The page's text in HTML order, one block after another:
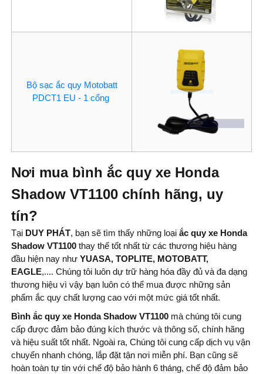
Bộ sạc ắc quy Motobatt
PDCT1 EU - 1 cổng
Nơi mua bình ắc quy xe Honda
Shadow VT1100 chính hãng, uy
tín?
Tại DUY PHÁT, bạn sẽ tìm thấy những loại ắc quy xe Honda
Shadow VT1100 thay thế tốt nhất từ ​​các thương hiệu hàng
đầu hiện nay như YUASA, TOPLITE, MOTOBATT,
EAGLE,.... Chúng tôi luôn dự trữ hàng hóa đầy đủ và đa dạng
thương hiệu vì vậy bạn luôn có thể mua được những sản
phẩm ắc quy chất lượng cao với một mức giá tốt nhất.
Bình ắc quy xe Honda Shadow VT1100 mà chúng tôi cung
cấp được đảm bảo đúng kích thước và thông số, chính hãng
và hiệu suất tốt nhất. Ngoài ra, Chúng tôi cung cấp dịch vụ vận
chuyển nhanh chóng, lắp đặt tận nơi miễn phí. Bạn cũng sẽ
hoàn toàn tự tin với chế độ bảo hành 6 tháng, chế độ đảm bảo